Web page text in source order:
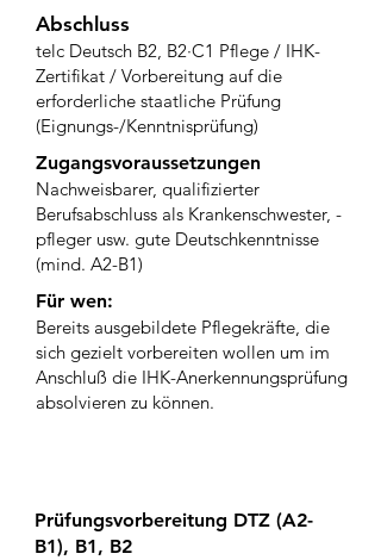
Abschluss
telc Deutsch B2, B2·C1 Pflege / IHK-
Zertifikat / Vorbereitung auf die
erforderliche staatliche Prüfung
(Eignungs-/Kenntnisprüfung)
Zugangsvoraussetzungen
Nachweisbarer, qualifizierter
Berufsabschluss als Krankenschwester, -
pfleger usw. gute Deutschkenntnisse
(mind. A2-B1)
Für wen:
Bereits ausgebildete Pflegekräfte, die
sich gezielt vorbereiten wollen um im
Anschluß die IHK-Anerkennungsprüfung
absolvieren zu können.
Prüfungsvorbereitung DTZ (A2-
B1), B1, B2